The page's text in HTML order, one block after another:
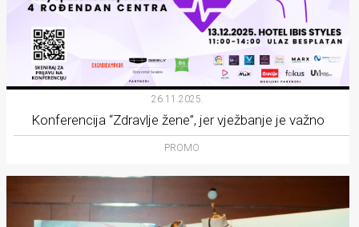
26.11.2025.
Konferencija “Zdravlje žene”, jer vježbanje je važno
PROMO